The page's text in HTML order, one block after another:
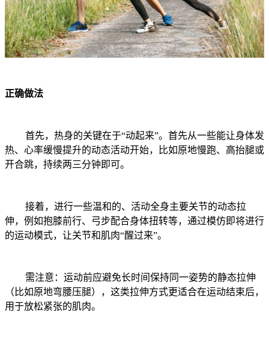
正确做法
首先，热身的关键在于“动起来”。首先从一些能让身体发
热、心率缓慢提升的动态活动开始，比如原地慢跑、高抬腿或
开合跳，持续两三分钟即可。
接着，进行一些温和的、活动全身主要关节的动态拉
伸，例如抱膝前行、弓步配合身体扭转等，通过模仿即将进行
的运动模式，让关节和肌肉“醒过来”。
需注意：运动前应避免长时间保持同一姿势的静态拉伸
（比如原地弯腰压腿），这类拉伸方式更适合在运动结束后，
用于放松紧张的肌肉。